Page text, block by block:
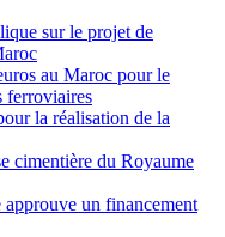
sur le projet de
au Maroc pour le
ferroviaires
la réalisation de la
cimentière du Royaume
un financement